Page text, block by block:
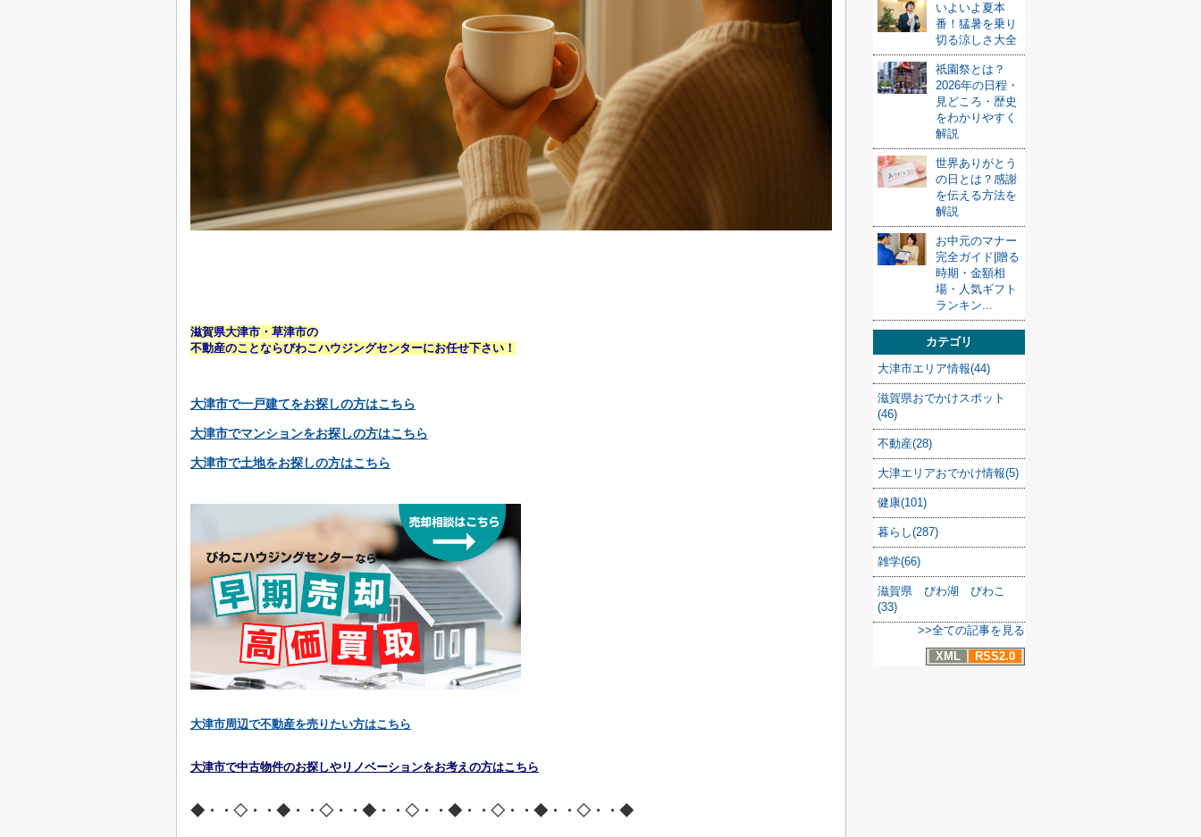
滋賀県大津市・草津市の
不動産のことならびわこハウジングセンターにお任せ下さい！
大津市で一戸建てをお探しの方はこちら
大津市でマンションをお探しの方はこちら
大津市で土地をお探しの方はこちら
大津市周辺で不動産を売りたい方はこちら
大津市で中古物件のお探しやリノベーションをお考えの方はこちら
◆・・◇・・◆・・◇・・◆・・◇・・◆・・◇・・◆・・◇・・◆
いよいよ夏本
番！猛暑を乗り
切る涼しさ大全
祇園祭とは？
2026年の日程・
見どころ・歴史
をわかりやすく
解説
世界ありがとう
の日とは？感謝
を伝える方法を
解説
お中元のマナー
完全ガイド|贈る
時期・金額相
場・人気ギフト
ランキン...
カテゴリ
大津市エリア情報(44)
滋賀県おでかけスポット
(46)
不動産(28)
大津エリアおでかけ情報(5)
健康(101)
暮らし(287)
雑学(66)
滋賀県 びわ湖 びわこ
(33)
>>全ての記事を見る
XML
RSS2.0